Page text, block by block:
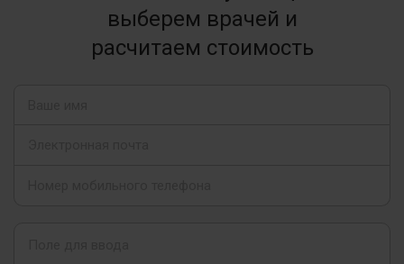
выберем врачей и
расчитаем стоимость